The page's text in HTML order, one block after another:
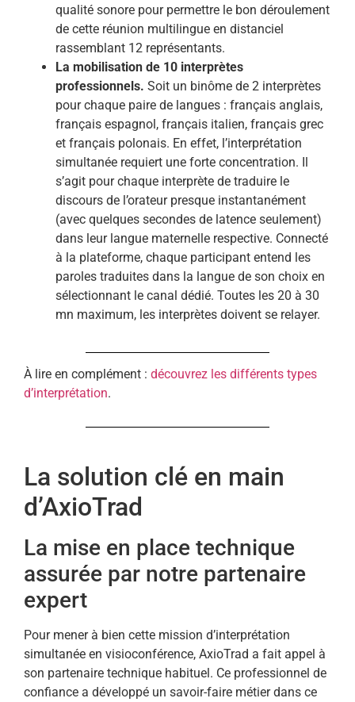
qualité sonore pour permettre le bon déroulement
de cette réunion multilingue en distanciel
rassemblant 12 représentants.
La mobilisation de 10 interprètes
professionnels. Soit un binôme de 2 interprètes
pour chaque paire de langues : français anglais,
français espagnol, français italien, français grec
et français polonais. En effet, l’interprétation
simultanée requiert une forte concentration. Il
s’agit pour chaque interprète de traduire le
discours de l’orateur presque instantanément
(avec quelques secondes de latence seulement)
dans leur langue maternelle respective. Connecté
à la plateforme, chaque participant entend les
paroles traduites dans la langue de son choix en
sélectionnant le canal dédié. Toutes les 20 à 30
mn maximum, les interprètes doivent se relayer.
À lire en complément : découvrez les différents types
d’interprétation.
La solution clé en main
d’AxioTrad
La mise en place technique
assurée par notre partenaire
expert
Pour mener à bien cette mission d’interprétation
simultanée en visioconférence, AxioTrad a fait appel à
son partenaire technique habituel. Ce professionnel de
confiance a développé un savoir-faire métier dans ce